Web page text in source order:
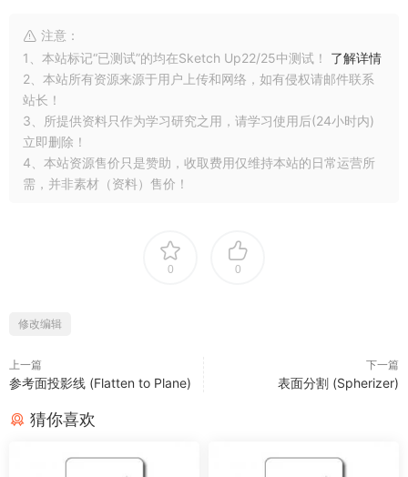
注意：
1、本站标记“已测试”的均在Sketch Up22/25中测试！ 了解详情
2、本站所有资源来源于用户上传和网络，如有侵权请邮件联系
站长！
3、所提供资料只作为学习研究之用，请学习使用后(24小时内)
立即删除！
4、本站资源售价只是赞助，收取费用仅维持本站的日常运营所
需，并非素材（资料）售价！
0 0
修改编辑
上一篇
参考面投影线 (Flatten to Plane)
下一篇
表面分割 (Spherizer)
猜你喜欢